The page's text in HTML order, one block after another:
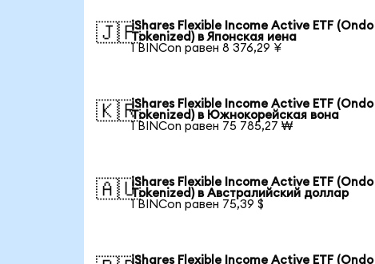
🇯🇵iShares Flexible Income Active ETF (Ondo
Tokenized) в Японская иена
1 BINCon равен 8 376,29 ¥
🇰🇷iShares Flexible Income Active ETF (Ondo
Tokenized) в Южнокорейская вона
1 BINCon равен 75 785,27 ₩
🇦🇺iShares Flexible Income Active ETF (Ondo
Tokenized) в Австралийский доллар
1 BINCon равен 75,39 $
iShares Flexible Income Active ETF (Ondo